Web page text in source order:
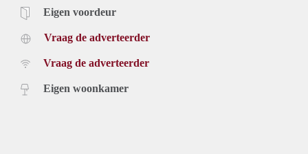
Eigen voordeur
Vraag de adverteerder
Vraag de adverteerder
Eigen woonkamer